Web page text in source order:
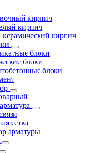
кирпич
кирпич
керамический кирпич
блоки
блоки
блоки
сетка
арматуры